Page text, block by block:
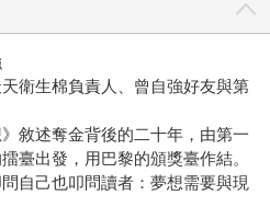
衛生棉負責人、曾自強好友與第
敘述奪金背後的二十年，由第一
臺出發，用巴黎的頒獎臺作結。
自己也叩問讀者：夢想需要與現